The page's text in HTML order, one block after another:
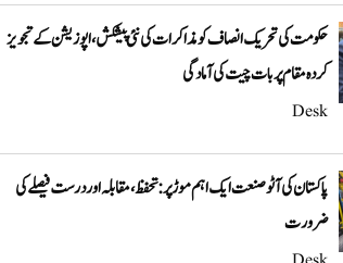
حکومت کی تحریک انصاف کو مذاکرات کی نئی پیشکش، اپوزیشن کے تجویز
کردہ مقام پر بات چیت کی آمادگی
Desk
پاکستان کی آٹو صنعت ایک اہم موڑ پر: تحفظ، مقابلہ اور درست فیصلے کی
ضرورت